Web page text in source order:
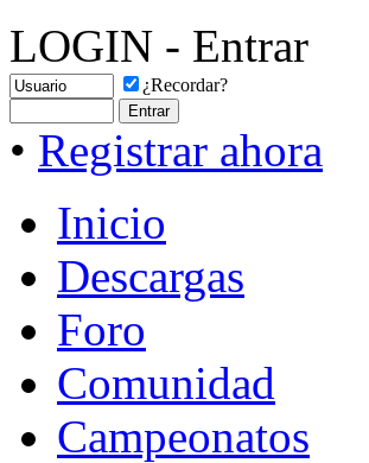
LOGIN - Entrar
¿Recordar?
• Registrar ahora
Inicio
Descargas
Foro
Comunidad
Campeonatos